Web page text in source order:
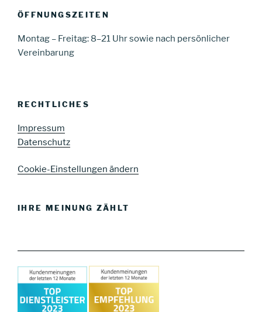
ÖFFNUNGSZEITEN
Montag – Freitag: 8–21 Uhr sowie nach persönlicher
Vereinbarung
RECHTLICHES
Impressum
Datenschutz
Cookie-Einstellungen ändern
IHRE MEINUNG ZÄHLT